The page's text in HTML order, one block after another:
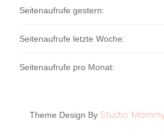
Seitenaufrufe gestern:
Seitenaufrufe letzte Woche:
Seitenaufrufe pro Monat:
Theme Design By Studio